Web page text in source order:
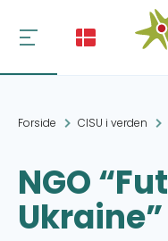
Forside CISU i verden
NGO
Ukraine”